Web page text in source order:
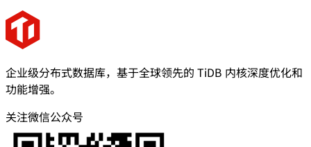
企业级分布式数据库，基于全球领先的 TiDB 内核深度优化和
功能增强。
关注微信公众号